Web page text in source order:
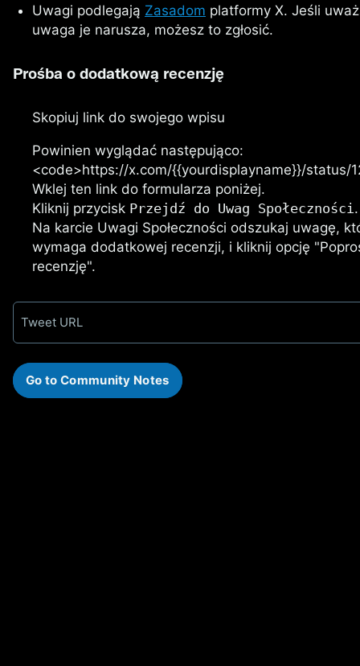
Uwagi podlegają Zasadom platformy X. Jeśli
uwaga je narusza, możesz to zgłosić.
Prośba o dodatkową recenzję
Skopiuj link do swojego wpisu
Powinien wyglądać następująco:
<code>https://x.com/{{yourdisplayname}}/status/
Wklej ten link do formularza poniżej.
Kliknij przycisk Przejdź do Uwag Społeczności.
Na karcie Uwagi Społeczności odszukaj uwagę,
wymaga dodatkowej recenzji, i kliknij opcję
recenzję".
Tweet URL
Go to Community Notes